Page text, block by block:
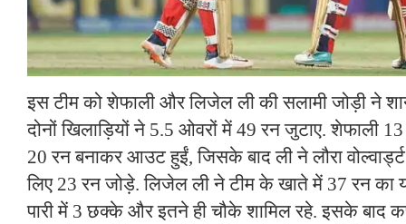
इस टीम को शेफाली और लिजेल ली की सलामी जोड़ी ने
दोनों खिलाड़ियों ने 5.5 ओवरों में 49 रन जुटाए. शेफाली
20 रन बनाकर आउट हुईं, जिसके बाद ली ने लौरा
लिए 23 रन जोड़े. लिजेल ली ने टीम के खाते में 37 रन का
पारी में 3 छक्के और इतने ही चौके शामिल रहे. इसके बाद